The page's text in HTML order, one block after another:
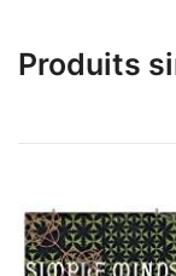
Produits